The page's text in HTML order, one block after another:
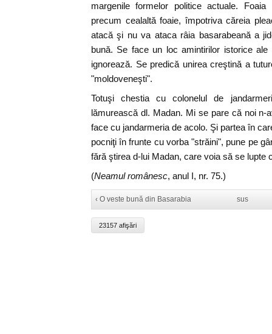
margenile formelor politice actuale.
precum cealaltă foaie, împotriva căreia
atacă şi nu va ataca râia basarabeană a
bună. Se face un loc amintirilor istorice
ignorează. Se predică unirea creştină a
"moldoveneşti".
Totuşi chestia cu colonelul de
lămurească dl. Madan. Mi se pare că noi
face cu jandarmeria de acolo. Şi partea în
pocniţi în frunte cu vorba "străini", pune pe
fără ştirea d-lui Madan, care voia să se lupte
(Neamul românesc, anul I, nr. 75.)
‹ O veste bună din Basarabia sus
23157 afişări